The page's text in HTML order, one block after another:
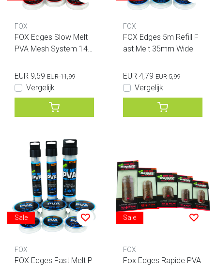
FOX
FOX Edges Slow Melt
PVA Mesh System 14
EUR 9,59 EUR 11,99
Vergelijk
FOX
FOX Edges 5m Refill F
ast Melt 35mm Wide
EUR 4,79 EUR 5,99
Vergelijk
Sale
FOX
FOX Edges Fast Melt P
Sale
FOX
Fox Edges Rapide PVA